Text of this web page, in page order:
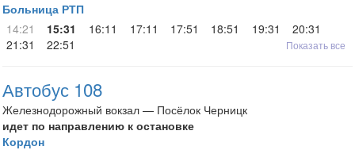
Больница РТП
14:21
15:31 16:11 17:11 17:51 18:51 19:31
20:31
21:31
22:51 Показать все
Автобус 108
Железнодорожный вокзал — Посёлок Черницк
идет по направлению к остановке
Кордон